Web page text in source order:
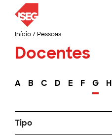
Início/ Pessoas
Docentes
A B C D E F G H
Tipo